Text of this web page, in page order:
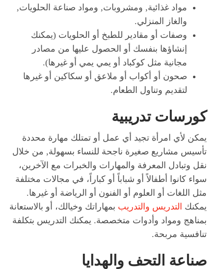
مواد غذائية, ومشروبات, ومواد صناعة الحلويات,
والغاز المنزلي.
وصفات أو مقادير للطبخ أو الحلويات (يمكنك
إنشاؤها بنفسك أو الحصول عليها من مصادر
مجانية مثل كوكباد أو يمي يمي أو غيرها).
صحون أو أكواب أو ملاعق أو سكاكين أو غيرها
لتقديم وتناول الطعام.
كورسات تدريبية
يمكن لأي امرأة تجيد أي عمل أو تمتلك مهارة محددة
تأسيس مشاريع صغيرة ناجحة للنساء بسهولة, من خلال
نقل وتبادل المعرفة والمهارات والخبرات مع الآخرين،
سواء كانوا أطفالاً أو شباباً أو كباراً، في مجالات مختلفة
مثل اللغات أو العلوم أو الفنون أو الرياضة أو غيرها.
يمكنك التدريس والتدريب بمهاراتك وخيالك، أو بالاستعانة
بمناهج ومواد وأدوات متخصصة. يمكنك التدريس بتكلفة
تنافسية مربحة.
صناعة التحف والهدايا